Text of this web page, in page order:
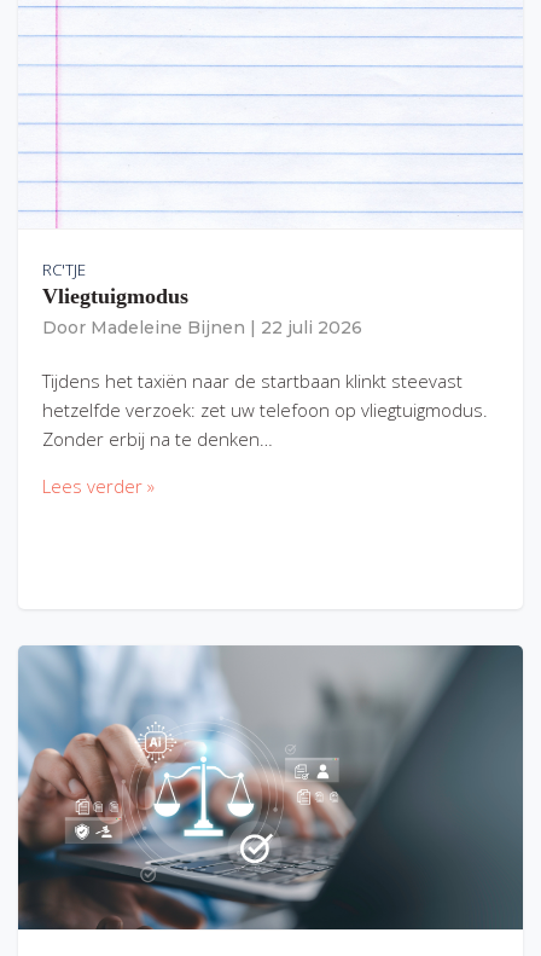
RC'TJE
Vliegtuigmodus
Door Madeleine Bijnen 22 juli 2026
Tijdens het taxiën naar de startbaan klinkt steevast
hetzelfde verzoek: zet uw telefoon op vliegtuigmodus.
Zonder erbij na te denken…
Lees verder »